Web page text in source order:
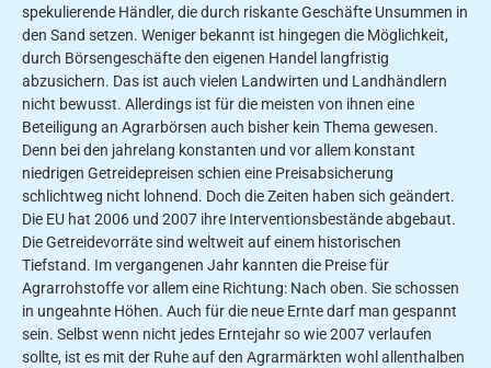
spekulierende Händler, die durch riskante Geschäfte Unsummen in
den Sand setzen. Weniger bekannt ist hingegen die Möglichkeit,
durch Börsengeschäfte den eigenen Handel langfristig
abzusichern. Das ist auch vielen Landwirten und Landhändlern
nicht bewusst. Allerdings ist für die meisten von ihnen eine
Beteiligung an Agrarbörsen auch bisher kein Thema gewesen.
Denn bei den jahrelang konstanten und vor allem konstant
niedrigen Getreidepreisen schien eine Preisabsicherung
schlichtweg nicht lohnend. Doch die Zeiten haben sich geändert.
Die EU hat 2006 und 2007 ihre Interventionsbestände abgebaut.
Die Getreidevorräte sind weltweit auf einem historischen
Tiefstand. Im vergangenen Jahr kannten die Preise für
Agrarrohstoffe vor allem eine Richtung: Nach oben. Sie schossen
in ungeahnte Höhen. Auch für die neue Ernte darf man gespannt
sein. Selbst wenn nicht jedes Erntejahr so wie 2007 verlaufen
sollte, ist es mit der Ruhe auf den Agrarmärkten wohl allenthalben